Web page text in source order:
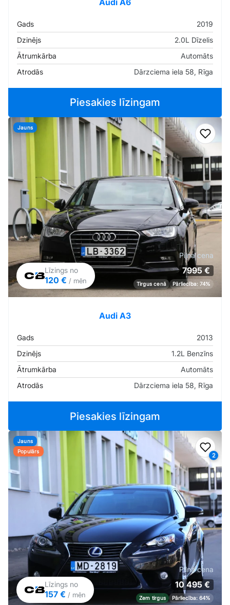
Gads
2019
Dzinējs
2.0L Dīzelis
Ātrumkārba
Automāts
Atrodās
Dārzciema iela 58, Rīga
Piesakies līzingam
Jauns
Līzings no
120 € / mēn
Pilna cena
7995 €
Tirgus cenā Pārliecība: 74%
Audi A3
Gads
2013
Dzinējs
1.2L Benzīns
Ātrumkārba
Automāts
Atrodās
Dārzciema iela 58, Rīga
Piesakies līzingam
2
Jauns
Populārs
Līzings no
157 € / mēn
Pilna cena
10 495 €
Zem tirgus Pārliecība: 64%